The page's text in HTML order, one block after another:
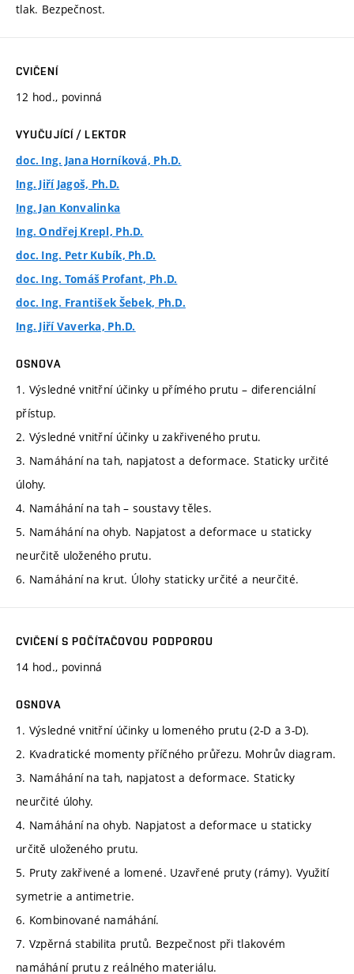
tlak. Bezpečnost.
CVIČENÍ
12 hod., povinná
VYUČUJÍCÍ / LEKTOR
doc. Ing. Jana Horníková, Ph.D.
Ing. Jiří Jagoš, Ph.D.
Ing. Jan Konvalinka
Ing. Ondřej Krepl, Ph.D.
doc. Ing. Petr Kubík, Ph.D.
doc. Ing. Tomáš Profant, Ph.D.
doc. Ing. František Šebek, Ph.D.
Ing. Jiří Vaverka, Ph.D.
OSNOVA
1. Výsledné vnitřní účinky u přímého prutu – diferenciální
přístup.
2. Výsledné vnitřní účinky u zakřiveného prutu.
3. Namáhání na tah, napjatost a deformace. Staticky určité
úlohy.
4. Namáhání na tah – soustavy těles.
5. Namáhání na ohyb. Napjatost a deformace u staticky
neurčitě uloženého prutu.
6. Namáhání na krut. Úlohy staticky určité a neurčité.
CVIČENÍ S POČÍTAČOVOU PODPOROU
14 hod., povinná
OSNOVA
1. Výsledné vnitřní účinky u lomeného prutu (2-D a 3-D).
2. Kvadratické momenty příčného průřezu. Mohrův diagram.
3. Namáhání na tah, napjatost a deformace. Staticky
neurčité úlohy.
4. Namáhání na ohyb. Napjatost a deformace u staticky
určitě uloženého prutu.
5. Pruty zakřivené a lomené. Uzavřené pruty (rámy). Využití
symetrie a antimetrie.
6. Kombinované namáhání.
7. Vzpěrná stabilita prutů. Bezpečnost při tlakovém
namáhání prutu z reálného materiálu.